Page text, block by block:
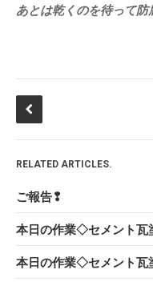
あとは乾くのを待って
RELATED ARTICLES.
ご報告❢
本日の作業◇セメント瓦
本日の作業◇セメント瓦